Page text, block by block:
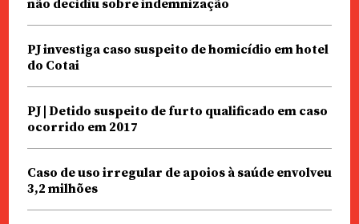
não decidiu sobre indemnização
PJ investiga caso suspeito de homicídio em hotel
do Cotai
PJ | Detido suspeito de furto qualificado em caso
ocorrido em 2017
Caso de uso irregular de apoios à saúde envolveu
3,2 milhões